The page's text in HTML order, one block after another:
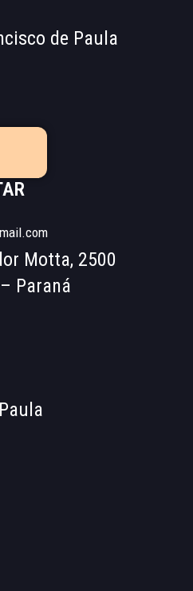
de Paula
Motta, 2500
Paraná